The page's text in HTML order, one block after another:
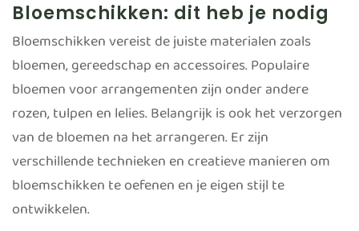
Bloemschikken: dit heb je nodig
Bloemschikken vereist de juiste materialen zoals
bloemen, gereedschap en accessoires. Populaire
bloemen voor arrangementen zijn onder andere
rozen, tulpen en lelies. Belangrijk is ook het verzorgen
van de bloemen na het arrangeren. Er zijn
verschillende technieken en creatieve manieren om
bloemschikken te oefenen en je eigen stijl te
ontwikkelen.